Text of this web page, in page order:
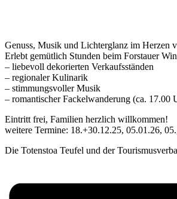
Genuss, Musik und Lichterglanz im Herzen
Erlebt gemütlich Stunden beim Forstauer
– liebevoll dekorierten Verkaufsständen
– regionaler Kulinarik
– stimmungsvoller Musik
– romantischer Fackelwanderung (ca. 17.00
Eintritt frei, Familien herzlich willkommen!
weitere Termine: 18.+30.12.25, 05.01.26,
Die Totenstoa Teufel und der